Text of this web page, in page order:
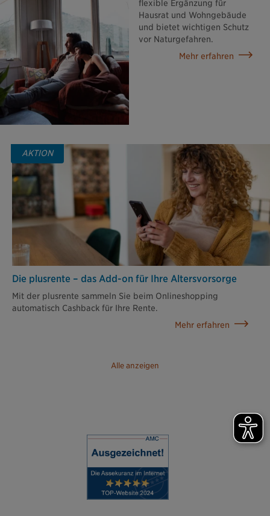
Alle anzeigen
flexible Ergänzung für
Hausrat und Wohngebäude
und bietet wichtigen Schutz
vor Naturgefahren.
Mehr erfahren
AKTION
Die plusrente – das Add-on für Ihre Altersvorsorge
Mit der plusrente sammeln Sie beim Onlineshopping
automatisch Cashback für Ihre Rente.
Mehr erfahren